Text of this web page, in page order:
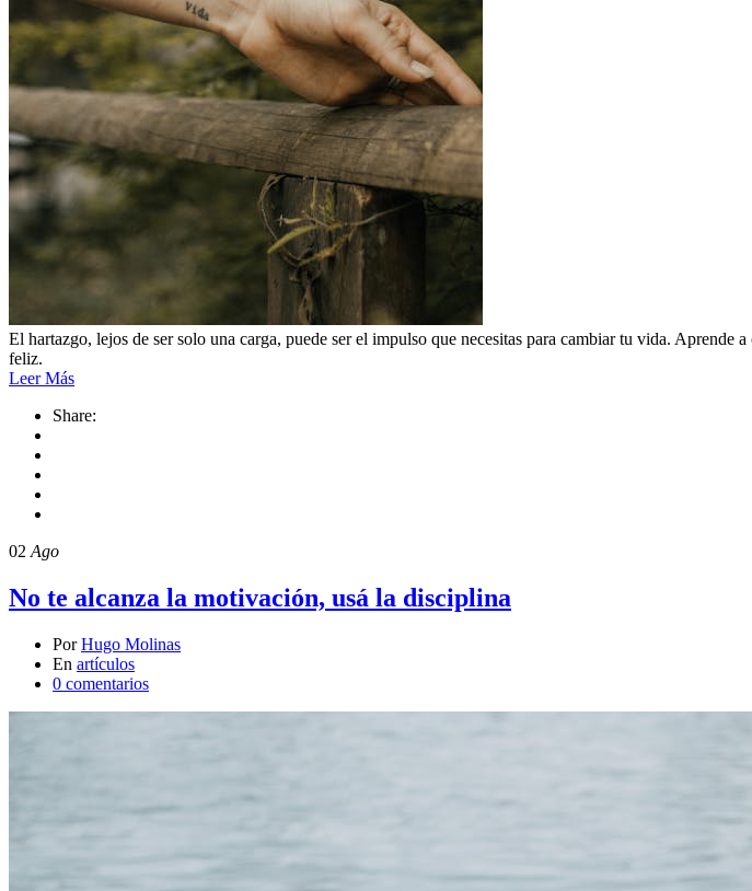
El hartazgo, lejos de ser solo una carga, puede ser el impulso que necesitas para cambiar tu vida.
feliz.
Leer Más
Share:
02Ago
No te alcanza la motivación, usá la disciplina
Por Hugo Molinas
En artículos
0 comentarios